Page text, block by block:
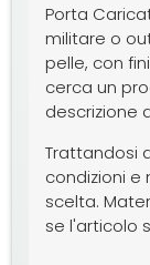
Porta
militare o
pelle, con
cerca un
descrizione
Trattandosi
condizioni e
scelta.
se l'articolo